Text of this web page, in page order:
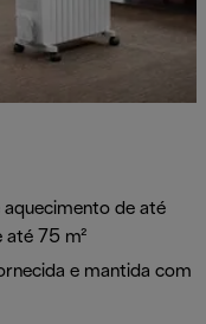
aquecimento de até
até 75 m²
e mantida com